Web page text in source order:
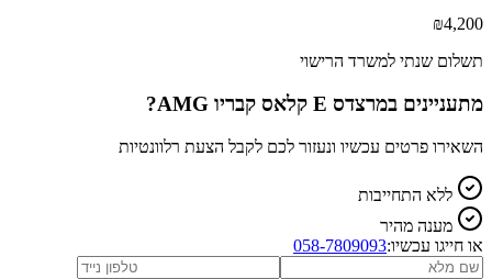
₪4,200
תשלום שנתי למשרד הרישוי
מתעניינים במרצדס E קלאס קבריו AMG ?
השאירו פרטים עכשיו ונעזור לכם לקבל הצעת רלוונטיות
ללא התחייבות
מענה מהיר
או חייגו עכשיו:058-7809093